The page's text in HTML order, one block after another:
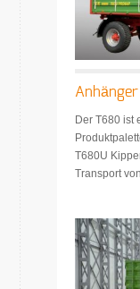
Anhänger
Der T680 ist
T680U
Transport